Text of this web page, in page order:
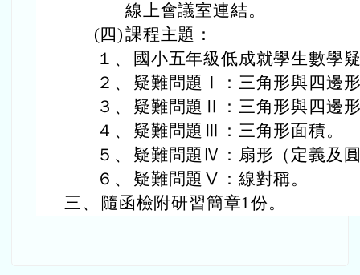
線上會議室連結。
(四)課程主題：
１、
國小五年級低成就學生數學
２、
疑難問題Ⅰ：三角形與四邊
３、
疑難問題Ⅱ：三角形與四邊
４、
疑難問題Ⅲ：三角形面積。
５、
疑難問題Ⅳ：扇形（定義及
６、
疑難問題Ⅴ：線對稱。
三、
隨函檢附研習簡章1份。